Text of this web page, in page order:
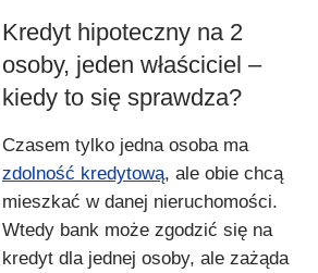
Kredyt hipoteczny na 2
osoby, jeden właściciel –
kiedy to się sprawdza?
Czasem tylko jedna osoba ma
zdolność kredytową, ale obie chcą
mieszkać w danej nieruchomości.
Wtedy bank może zgodzić się na
kredyt dla jednej osoby, ale zażąda